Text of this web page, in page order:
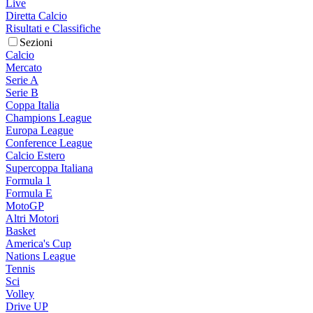
Live
Diretta Calcio
Risultati e Classifiche
Sezioni
Calcio
Mercato
Serie A
Serie B
Coppa Italia
Champions League
Europa League
Conference League
Calcio Estero
Supercoppa Italiana
Formula 1
Formula E
MotoGP
Altri Motori
Basket
America's Cup
Nations League
Tennis
Sci
Volley
Drive UP